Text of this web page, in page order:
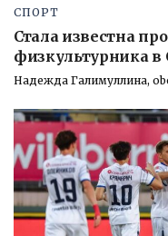
СПОРТ
Стала известна
физкультурника в
Надежда Галимуллина,